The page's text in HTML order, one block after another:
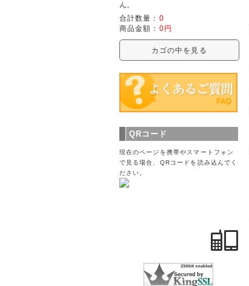
ん。
合計数量： 0
商品金額： 0円
カゴの中を見る
QRコード
現在のページを携帯やスマートフォン
で見る場合、QRコードを読み込んでく
ださい。